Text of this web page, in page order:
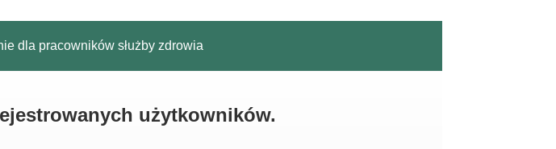
dla pracowników służby zdrowia
użytkowników.